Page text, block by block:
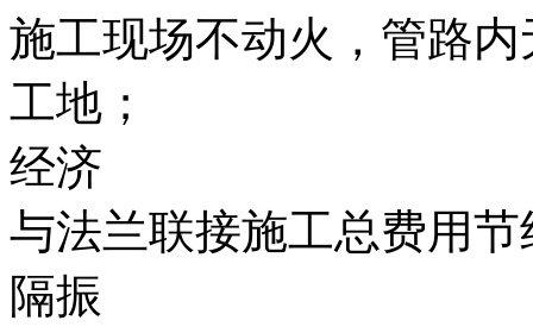
施工现场不动火，管路
工地；
经济
与法兰联接施工总费用节
隔振